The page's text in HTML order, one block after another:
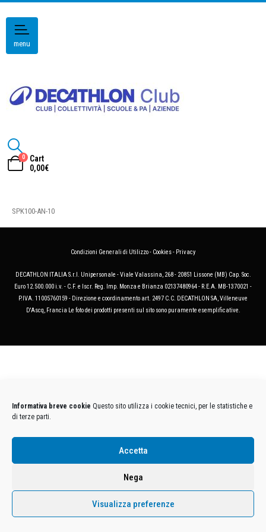
Informativa breve cookie Questo sito utilizza i cookie tecnici, per le statistiche e
di terze parti.
Accetta
Nega
Visualizza preferenze
menu
0
Cart
0,00€
SPK100-AN-10
Condizioni Generali di Utilizzo- Cookies- Privacy
DECATHLON ITALIA S.r.l. Unipersonale - Viale Valassina, 268 - 20851 Lissone (MB) Cap. Soc.
Euro 12.500.000 i.v. - C.F. e Iscr. Reg. Imp. Monza e Brianza 02137480964 - R.E.A. MB-1370021 -
P.IVA. 11005760159 - Direzione e coordinamento art. 2497 C.C. DECATHLON SA, Villeneuve
D'Ascq, Francia Le foto dei prodotti presenti sul sito sono puramente esemplificative.